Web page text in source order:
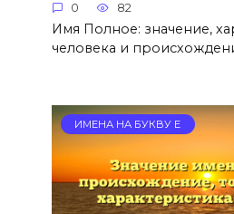
0 82
Имя Полное: значение,
человека и
ИМЕНА НА БУКВУ Е